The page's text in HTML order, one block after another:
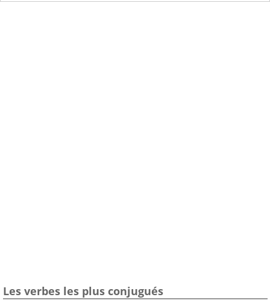
Les verbes les plus conjugués